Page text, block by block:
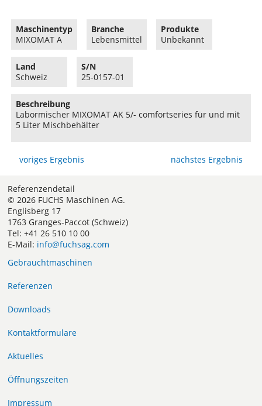
Maschinentyp
MIXOMAT A
Branche
Lebensmittel
Produkte
Unbekannt
Land
Schweiz
S/N
25-0157-01
Beschreibung
Labormischer MIXOMAT AK 5/- comfortseries für und mit
5 Liter Mischbehälter
voriges Ergebnis nächstes Ergebnis
Referenzendetail
© 2026 FUCHS Maschinen AG.
Englisberg 17
1763 Granges-Paccot (Schweiz)
Tel: +41 26 510 10 00
E-Mail: info@fuchsag.com
Gebrauchtmaschinen
Referenzen
Downloads
Kontaktformulare
Aktuelles
Öffnungszeiten
Impressum